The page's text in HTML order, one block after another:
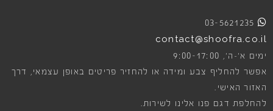
03-5621235
contact@shoofra.co.il
ימים א׳-ה׳, 9:00-17:00
אפשר להחליף צבע ומידה או להחזיר פריטים באופן עצמאי, דרך
האזור האישי.
להחלפת דגם פנו אלינו לשירות.